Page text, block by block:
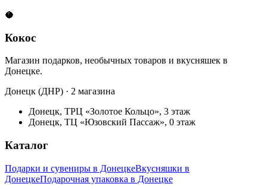
🥥
Кокос
Магазин подарков, необычных товаров и вкусняшек в
Донецке.
Донецк (ДНР) · 2 магазина
Донецк, ТРЦ «Золотое Кольцо», 3 этаж
Донецк, ТЦ «Юзовский Пассаж», 0 этаж
Каталог
Подарки и сувениры в ДонецкеВкусняшки в
ДонецкеПодарочная упаковка в Донецке